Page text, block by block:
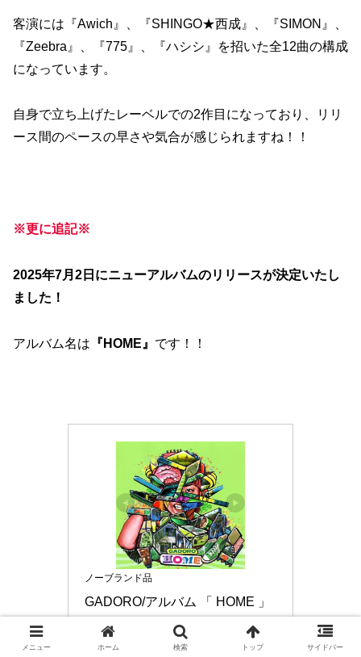
客演には『Awich』、『SHINGO★西成』、『SIMON』、
『Zeebra』、『775』、『ハシシ』を招いた全12曲の構成
になっています。
自身で立ち上げたレーベルでの2作目になっており、リリ
ース間のペースの早さや気合が感じられますね！！
※更に追記※
2025年7月2日にニューアルバムのリリースが決定いたし
ました！
アルバム名は 『HOME』 です！！
ノーブランド品
GADORO/アルバム 「 HOME 」
【 DVD 】
GADORO-HOME-0702-111
メニュー ホーム 検索 トップ サイドバー